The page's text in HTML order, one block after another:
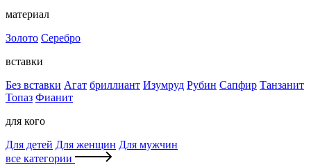
материал
Золото Серебро
вставки
Без вставки Агат бриллиант Изумруд Рубин Сапфир Танзанит
Топаз Фианит
для кого
Для детей Для женщин Для мужчин
все категории